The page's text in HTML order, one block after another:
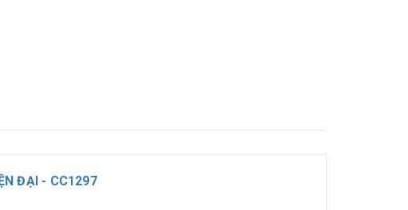
ĐẠI - CC1297